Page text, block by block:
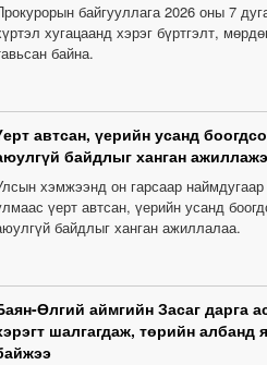
байгууллага 2026 оны 7
хугацаанд хэрэг бүртгэлт,
байна.
автсан, үерийн усанд
байдлыг ханган
хэмжээнд он гарсаар
үерт автсан, үерийн усанд
байдлыг ханган ажиллалаа.
Өлгий аймгийн Засаг дарга
шалгагдаж, төрийн албанд